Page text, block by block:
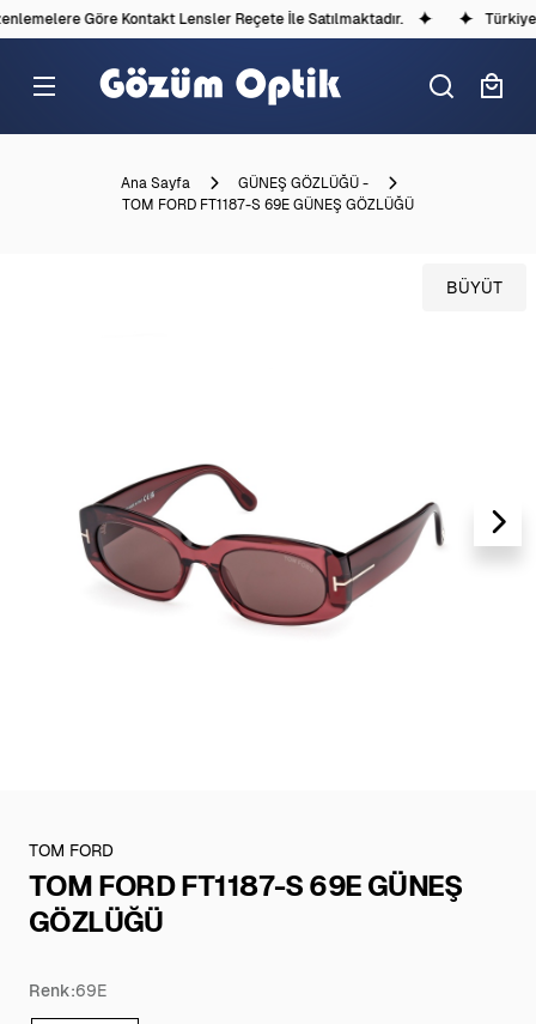
Göre Kontakt Lensler Reçete İle Satılmaktadır.
Ana Sayfa
GÜNEŞ GÖZLÜĞÜ -
TOM FORD FT1187-S 69E GÜNEŞ GÖZLÜĞÜ
BÜYÜT
TOM FORD
TOM FORD FT1187-S 69E GÜNEŞ
GÖZLÜĞÜ
Renk:69E